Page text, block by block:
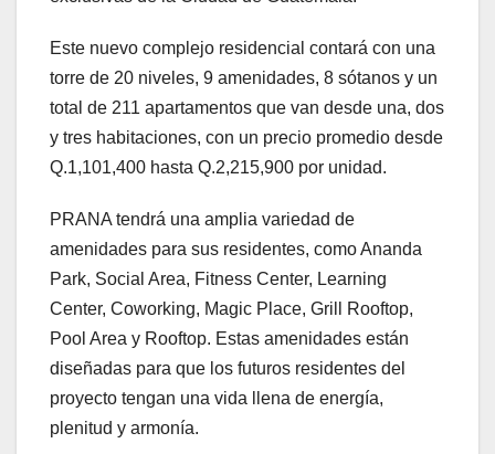
Este nuevo complejo residencial contará con una
torre de 20 niveles, 9 amenidades, 8 sótanos y un
total de 211 apartamentos que van desde una, dos
y tres habitaciones, con un precio promedio desde
Q.1,101,400 hasta Q.2,215,900 por unidad.
PRANA tendrá una amplia variedad de
amenidades para sus residentes, como Ananda
Park, Social Area, Fitness Center, Learning
Center, Coworking, Magic Place, Grill Rooftop,
Pool Area y Rooftop. Estas amenidades están
diseñadas para que los futuros residentes del
proyecto tengan una vida llena de energía,
plenitud y armonía.